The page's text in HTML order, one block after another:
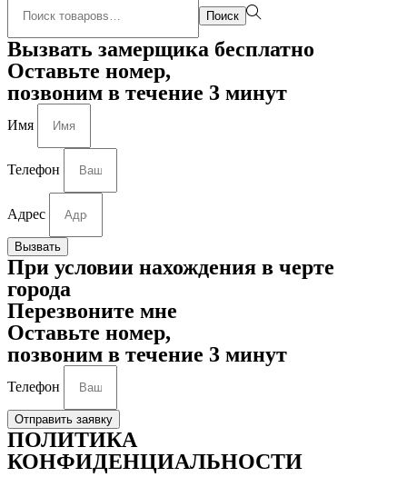
Поиск
Вызвать замерщика бесплатно
Оставьте номер,
позвоним в течение 3 минут
Имя
Телефон
Адрес
Вызвать
При условии нахождения в черте
города
Перезвоните мне
Оставьте номер,
позвоним в течение 3 минут
Телефон
Отправить заявку
ПОЛИТИКА
КОНФИДЕНЦИАЛЬНОСТИ